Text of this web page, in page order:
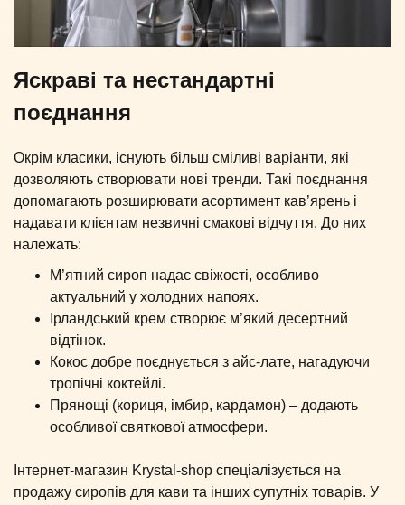
Яскраві та нестандартні
поєднання
Окрім класики, існують більш сміливі варіанти, які
дозволяють створювати нові тренди. Такі поєднання
допомагають розширювати асортимент кав’ярень і
надавати клієнтам незвичні смакові відчуття. До них
належать:
М’ятний сироп надає свіжості, особливо
актуальний у холодних напоях.
Ірландський крем створює м’який десертний
відтінок.
Кокос добре поєднується з айс-лате, нагадуючи
тропічні коктейлі.
Прянощі (кориця, імбир, кардамон) – додають
особливої святкової атмосфери.
Інтернет-магазин Krystal-shop спеціалізується на
продажу сиропів для кави та інших супутніх товарів. У